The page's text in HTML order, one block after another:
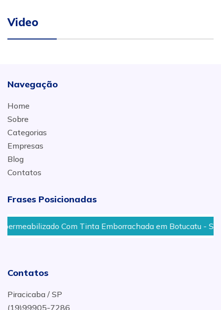
Video
Navegação
Home
Sobre
Categorias
Empresas
Blog
Contatos
Frases Posicionadas
Com Tinta Emborrachada em Botucatu - SP
Contatos
Piracicaba / SP
(19)99905-7286